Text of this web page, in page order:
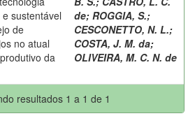
sustentável
de
no atual
da
de; ROGGIA, S.;
CESCONETTO, N. L.;
COSTA, J. M. da;
OLIVEIRA, M. C. N. de
resultados 1 a 1 de 1